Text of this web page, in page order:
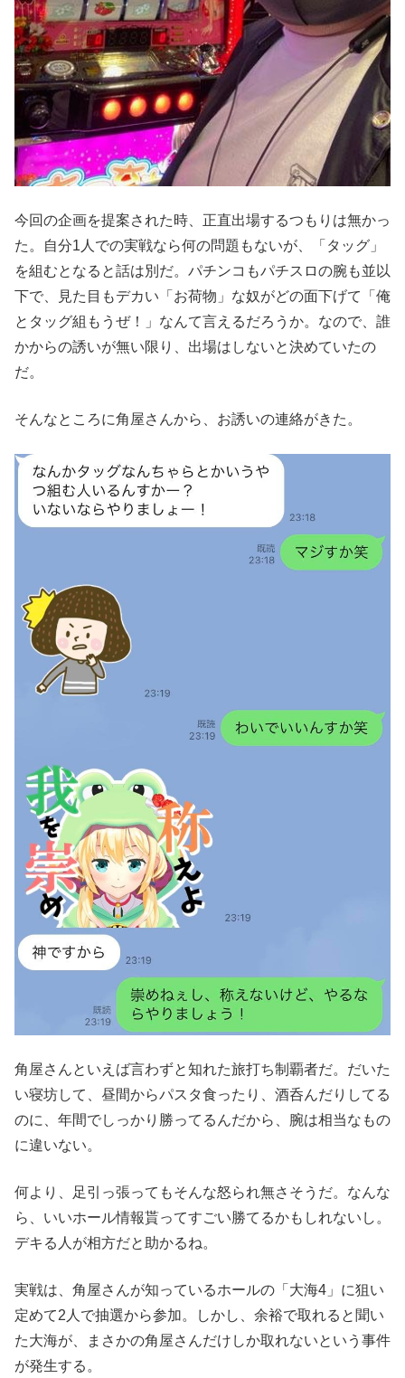
今回の企画を提案された時、正直出場するつもりは無かっ
た。自分1人での実戦なら何の問題もないが、「タッグ」
を組むとなると話は別だ。パチンコもパチスロの腕も並以
下で、見た目もデカい「お荷物」な奴がどの面下げて「俺
とタッグ組もうぜ！」なんて言えるだろうか。なので、誰
かからの誘いが無い限り、出場はしないと決めていたの
だ。
そんなところに角屋さんから、お誘いの連絡がきた。
角屋さんといえば言わずと知れた旅打ち制覇者だ。だいた
い寝坊して、昼間からパスタ食ったり、酒呑んだりしてる
のに、年間でしっかり勝ってるんだから、腕は相当なもの
に違いない。
何より、足引っ張ってもそんな怒られ無さそうだ。なんな
ら、いいホール情報貰ってすごい勝てるかもしれないし。
デキる人が相方だと助かるね。
実戦は、角屋さんが知っているホールの「大海4」に狙い
定めて2人で抽選から参加。しかし、余裕で取れると聞い
た大海が、まさかの角屋さんだけしか取れないという事件
が発生する。